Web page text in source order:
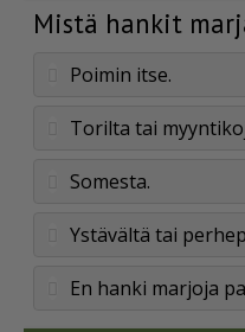
Mistä hankit
Poimin itse.
Torilta tai
Somesta.
Ystävältä tai
En hanki marjoja